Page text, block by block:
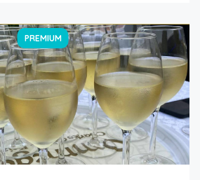
PREMIUM